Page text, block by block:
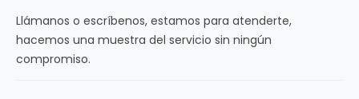
Llámanos o escríbenos, estamos para atenderte,
hacemos una muestra del servicio sin ningún
compromiso.